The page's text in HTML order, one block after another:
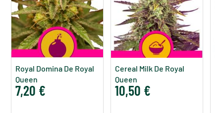
Royal Domina De Royal
Queen
7,20 €
Cereal Milk De Royal
Queen
10,50 €